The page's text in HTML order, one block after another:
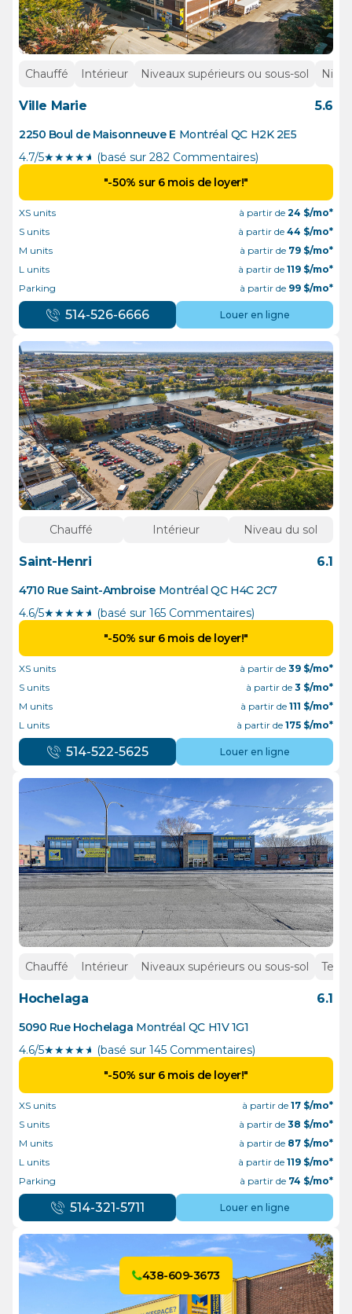
Chauffé Intérieur Niveaux supérieurs ou sous-sol
Ville Marie 5.6
2250 Boul de Maisonneuve E Montréal QC H2K 2E5
4.7/5★★★★½ (basé sur 282 Commentaires)
"-50% sur 6 mois de loyer!"
XS units à partir de 24 $/mo*
S units
à partir de 44 $/mo*
M units
à partir de 79 $/mo*
L units
à partir de 119 $/mo*
Parking
à partir de 99 $/mo*
514-526-6666 Louer en ligne
Chauffé Intérieur Niveau du sol
Saint-Henri 6.1
4710 Rue Saint-Ambroise Montréal QC H4C 2C7
4.6/5★★★★½ (basé sur 165 Commentaires)
"-50% sur 6 mois de loyer!"
XS units à partir de 39 $/mo*
S units
à partir de 3 $/mo*
M units
à partir de 111 $/mo*
L units
à partir de 175 $/mo*
514-522-5625 Louer en ligne
Chauffé Intérieur Niveaux supérieurs ou sous-sol
Hochelaga 6.1
5090 Rue Hochelaga Montréal QC H1V 1G1
4.6/5★★★★½ (basé sur 145 Commentaires)
"-50% sur 6 mois de loyer!"
XS units à partir de 17 $/mo*
S units
à partir de 38 $/mo*
M units
à partir de 87 $/mo*
L units
à partir de 119 $/mo*
Parking
à partir de 74 $/mo*
514-321-5711 Louer en ligne
438-609-3673